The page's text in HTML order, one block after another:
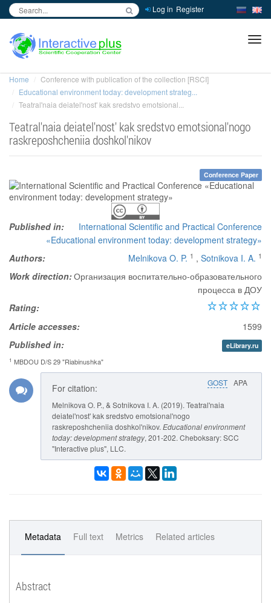
Log in Register
Home
Conference with publication of the collection [RSCI]
Educational environment today: development strateg...
Teatral'naia deiatel'nost' kak sredstvo emotsional...
Teatral'naia deiatel'nost' kak sredstvo emotsional'nogo
raskreposhcheniia doshkol'nikov
Conference Paper
Published in:
International Scientific and Practical Conference
«Educational environment today: development strategy»
Authors:
Melnikova O. P. 1 , Sotnikova I. A. 1
Work direction:Организация воспитательно-образовательного
процесса в ДОУ
Rating:
Article accesses:
1599
Published in:
eLibrary.ru
1 MBDOU D/S 29 "Riabinushka"
GOST APA
For citation:
Melnikova O. P., & Sotnikova I. A. (2019). Teatral'naia
deiatel'nost' kak sredstvo emotsional'nogo
raskreposhcheniia doshkol'nikov. Educational environment
today: development strategy, 201-202. Cheboksary: SCC
"Interactive plus", LLC.
Metadata Full text Metrics Related articles
Abstract